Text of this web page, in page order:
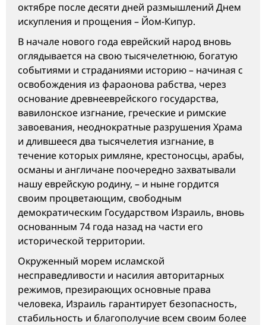
октябре после десяти дней размышлений Днем
искупления и прощения – Йом-Кипур.
В начале нового года еврейский народ вновь
оглядывается на свою тысячелетнюю, богатую
событиями и страданиями историю – начиная с
освобождения из фараонова рабства, через
основание древнееврейского государства,
вавилонское изгнание, греческие и римские
завоевания, неоднократные разрушения Храма
и длившееся два тысячелетия изгнание, в
течение которых римляне, крестоносцы, арабы,
османы и англичане поочередно захватывали
нашу еврейскую родину, – и ныне гордится
своим процветающим, свободным
демократическим Государством Израиль, вновь
основанным 74 года назад на части его
исторической территории.
Окруженный морем исламской
несправедливости и насилия авторитарных
режимов, презирающих основные права
человека, Израиль гарантирует безопасность,
стабильность и благополучие всем своим более